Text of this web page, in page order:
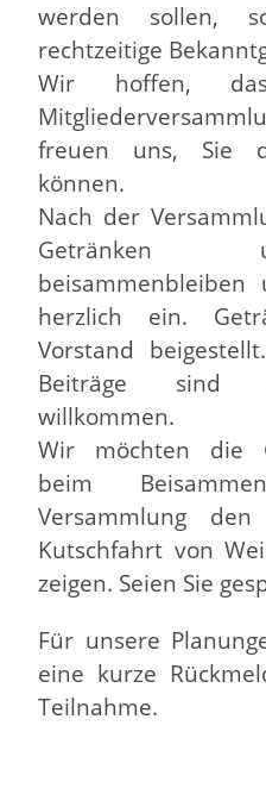
werden sollen,
rechtzeitige
Wir hoffen,
freuen uns, Sie
können.
Nach der
Getränken
herzlich ein.
Vorstand
Beiträge sind
willkommen.
Wir möchten die
beim
Versammlung
Kutschfahrt von
zeigen. Seien Sie
Für unsere
eine kurze
Teilnahme.